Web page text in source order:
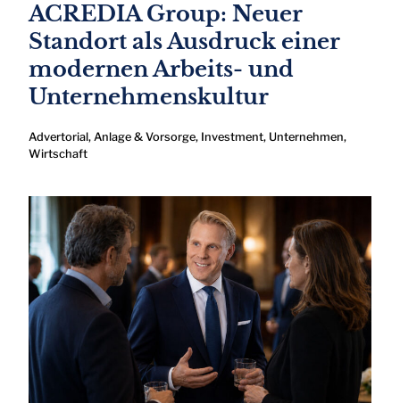
ACREDIA Group: Neuer
Standort als Ausdruck einer
modernen Arbeits- und
Unternehmenskultur
Advertorial, Anlage & Vorsorge, Investment, Unternehmen,
Wirtschaft